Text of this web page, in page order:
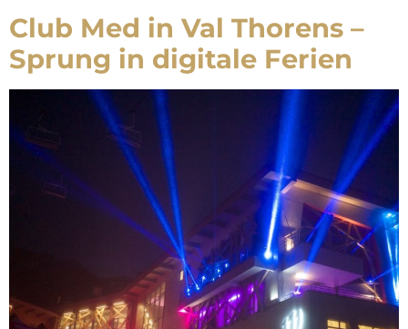
Club Med in Val Thorens –
Sprung in digitale Ferien